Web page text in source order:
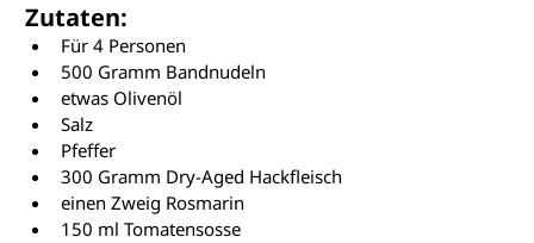
Zutaten:
Für 4 Personen
500 Gramm Bandnudeln
etwas Olivenöl
Salz
Pfeffer
300 Gramm Dry-Aged Hackfleisch
einen Zweig Rosmarin
150 ml Tomatensosse